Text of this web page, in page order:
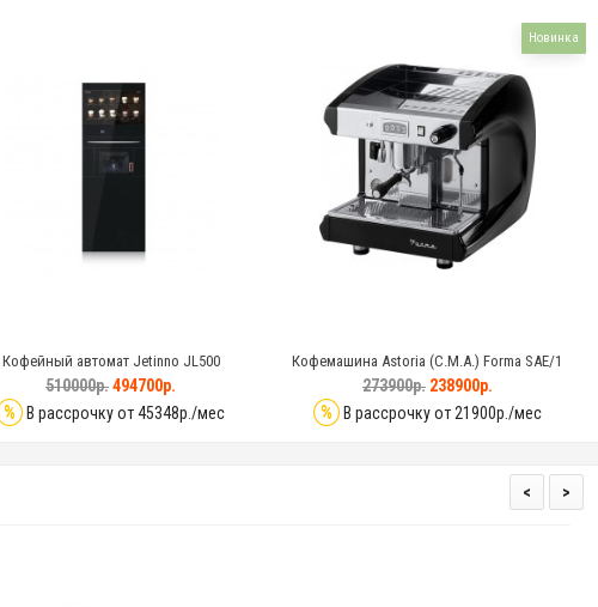
Кофейный автомат Jetinno JL500
510000р.494700р.
% В рассрочку от 45348р./мес
Новинка
Кофемашина Astoria (C.M.A.) Forma SAE/1
высокая группа, черная
273900р.238900р.
% В рассрочку от 21900р./мес
< >